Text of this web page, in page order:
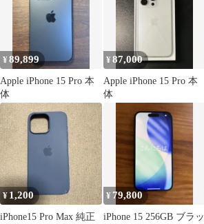
¥89,899
Apple iPhone 15 Pro 本
体
¥87,000
Apple iPhone 15 Pro 本
体
¥ 1,200
iPhone15 Pro Max 純正
¥ 79,800
iPhone 15 256GB ブラッ